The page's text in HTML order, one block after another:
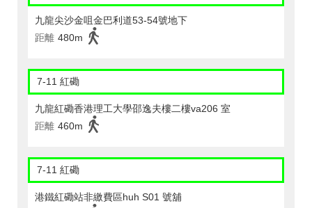
九龍尖沙金咀金巴利道53-54號地下
距離 480m
7-11 紅磡
九龍紅磡香港理工大學邵逸夫樓二樓va206 室
距離 460m
7-11 紅磡
港鐵紅磡站非繳費區huh S01 號舖